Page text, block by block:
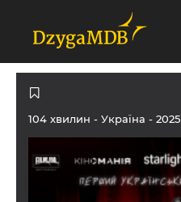
104 хвилин - Україна - 2025